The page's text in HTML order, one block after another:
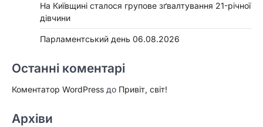
На Київщині сталося групове зґвалтування 21-річної
дівчини
Парламентський день 06.08.2026
Останні коментарі
Коментатор WordPress до Привіт, світ!
Архіви